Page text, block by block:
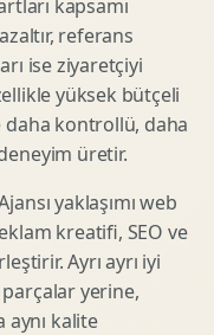
kapsamı
referans
ise ziyaretçiyi
yüksek bütçeli
daha kontrollü, daha
üretir.
yaklaşımı web
kreatifi, SEO ve
Ayrı ayrı iyi
yerine,
aynı kalite